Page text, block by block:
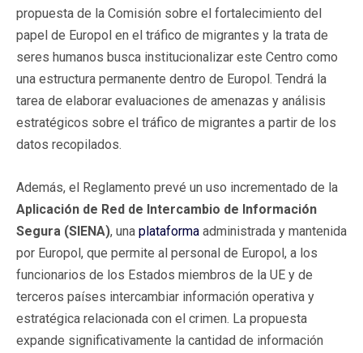
propuesta de la Comisión sobre el fortalecimiento del
papel de Europol en el tráfico de migrantes y la trata de
seres humanos busca institucionalizar este Centro como
una estructura permanente dentro de Europol. Tendrá la
tarea de elaborar evaluaciones de amenazas y análisis
estratégicos sobre el tráfico de migrantes a partir de los
datos recopilados.
Además, el Reglamento prevé un uso incrementado de la
Aplicación de Red de Intercambio de Información
Segura (SIENA), una plataforma administrada y mantenida
por Europol, que permite al personal de Europol, a los
funcionarios de los Estados miembros de la UE y de
terceros países intercambiar información operativa y
estratégica relacionada con el crimen. La propuesta
expande significativamente la cantidad de información